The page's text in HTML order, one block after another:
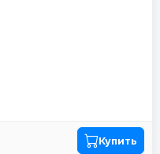
Купить